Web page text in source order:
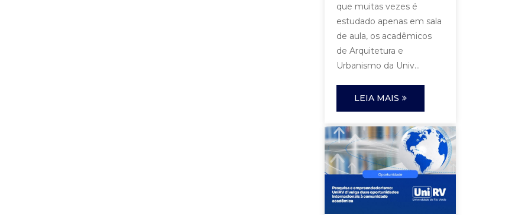
que muitas vezes é
estudado apenas em sala
de aula, os acadêmicos
de Arquitetura e
Urbanismo da Univ...
LEIA MAIS